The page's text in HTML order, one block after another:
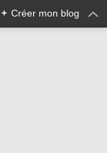
+ Créer mon blog